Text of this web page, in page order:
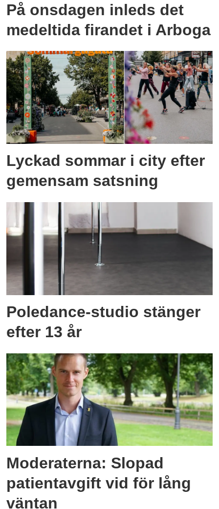
På onsdagen inleds det
medeltida firandet i Arboga
Lyckad sommar i city efter
gemensam satsning
Poledance-studio stänger
efter 13 år
Moderaterna: Slopad
patientavgift vid för lång
väntan